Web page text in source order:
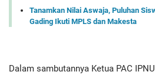
Tanamkan Nilai Aswaja, Puluhan
Gading Ikuti MPLS dan Makesta
Dalam sambutannya Ketua PAC